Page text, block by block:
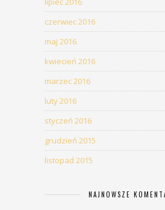
czerwiec 2016
maj 2016
kwiecień 2016
marzec 2016
luty 2016
styczeń 2016
grudzień 2015
listopad 2015
NAJNOWSZE